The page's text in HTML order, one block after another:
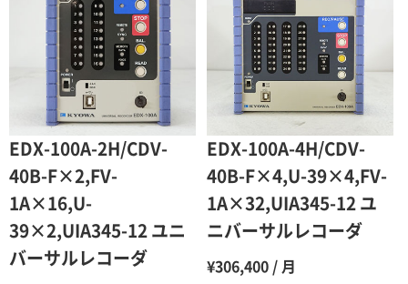
3ヶ月 80％（割引率20％）
4ヶ月 75％（割引率25％）
5ヶ月 70％（割引率30％）
6ヶ月 65％（割引率35％）
7ヶ月 60％（割引率 40％）
8ヶ月 55％（割引率45％）
9ヶ月 50％（割引率50％）
48％（割引率52％）
EDX-100A-2H/CDV-
40B-F×2,FV-
1A×16,U-
39×2,UIA345-12 ユニ
バーサルレコーダ
EDX-100A-4H/CDV-
40B-F×4,U-39×4,FV-
1A×32,UIA345-12 ユ
ニバーサルレコーダ
¥306,400 / 月